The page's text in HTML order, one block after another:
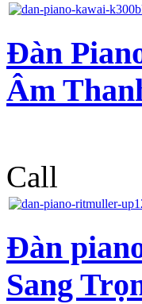
Đàn
Âm
Call
Đàn
Sang